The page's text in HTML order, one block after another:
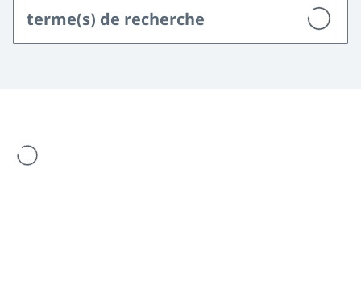
est en cours de chargement